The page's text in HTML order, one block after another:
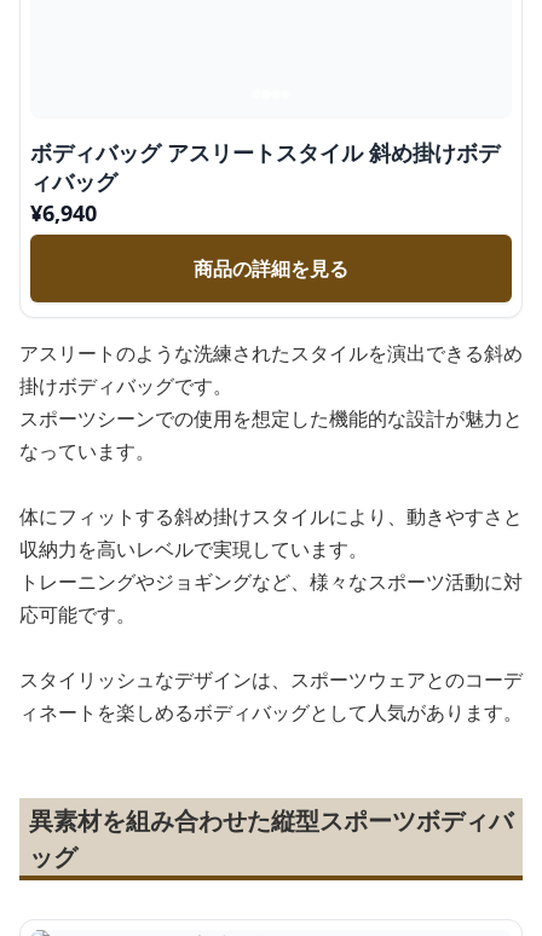
ボディバッグ アスリートスタイル 斜め掛けボデ
ィバッグ
¥6,940
商品の詳細を見る
アスリートのような洗練されたスタイルを演出できる斜め
掛けボディバッグです。
スポーツシーンでの使用を想定した機能的な設計が魅力と
なっています。
体にフィットする斜め掛けスタイルにより、動きやすさと
収納力を高いレベルで実現しています。
トレーニングやジョギングなど、様々なスポーツ活動に対
応可能です。
スタイリッシュなデザインは、スポーツウェアとのコーデ
ィネートを楽しめるボディバッグとして人気があります。
異素材を組み合わせた縦型スポーツボディバ
ッグ